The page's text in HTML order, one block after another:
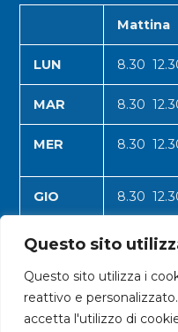
Questo sito
Questo sito utilizza i
reattivo e
accetta l'utilizzo di
Mattina
LUN 8.30
MAR 8.30
MER 8.30
GIO 8.30
VEN 8.30 12.30